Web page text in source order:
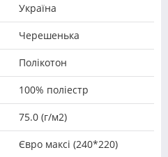
Україна
Черешенька
Полікотон
100% поліестр
75.0 (г/м2)
Євро максі (240*220)